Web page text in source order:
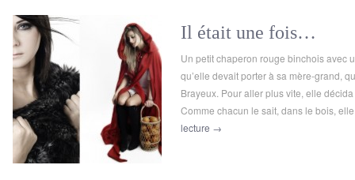
Il était une fois…
Un petit chaperon rouge binchois avec
qu’elle devait porter à sa mère-grand,
Brayeux. Pour aller plus vite, elle
Comme chacun le sait, dans le bois,
lecture →